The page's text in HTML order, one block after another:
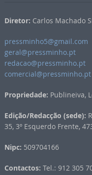
Diretor: Carlos Machado
pressminho5@gmail.com
geral@pressminho.pt
redacao@pressminho.pt
comercial@pressminho.pt
Propriedade: Publineiva,
Edição/Redacção (sede):
35, 3º Esquerdo Frente,
Nipc: 509704166
Contactos: Tel.: 912 305